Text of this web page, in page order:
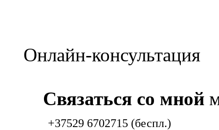
Онлайн-консультация
Связаться со мной
+37529 6702715 (беспл.)